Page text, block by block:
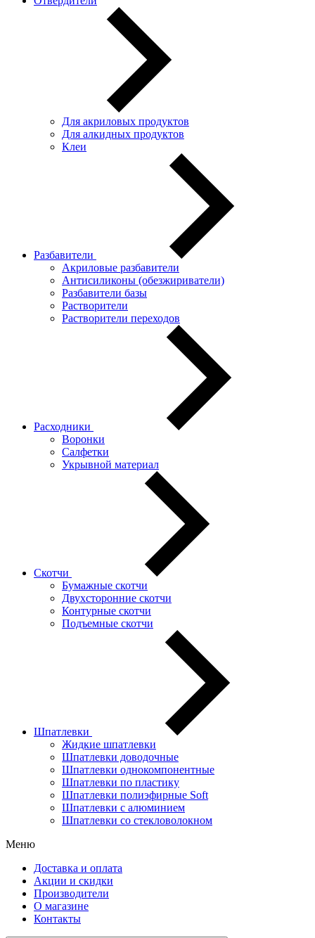
Для акриловых продуктов
Для алкидных продуктов
Клеи
Разбавители
Акриловые разбавители
Антисиликоны (обезжириватели)
Разбавители базы
Растворители
Растворители переходов
Расходники
Воронки
Салфетки
Укрывной материал
Скотчи
Бумажные скотчи
Двухсторонние скотчи
Контурные скотчи
Подъемные скотчи
Шпатлевки
Жидкие шпатлевки
Шпатлевки доводочные
Шпатлевки однокомпонентные
Шпатлевки по пластику
Шпатлевки полиэфирные Soft
Шпатлевки с алюминием
Шпатлевки со стекловолокном
Меню
Доставка и оплата
Акции и скидки
Производители
О магазине
Контакты